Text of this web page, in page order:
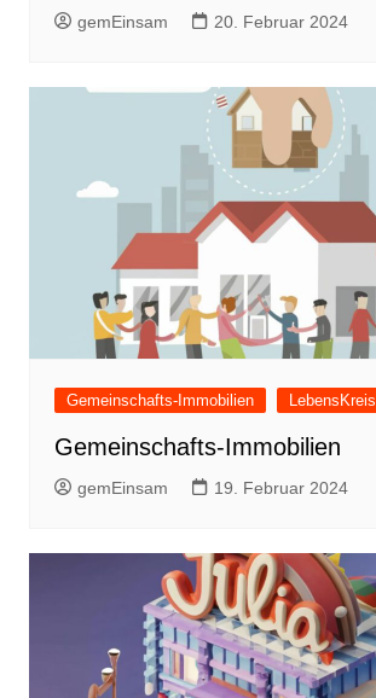
gemEinsam 20. Februar 2024
Gemeinschafts-Immobilien LebensKreis
Gemeinschafts-Immobilien
gemEinsam 19. Februar 2024